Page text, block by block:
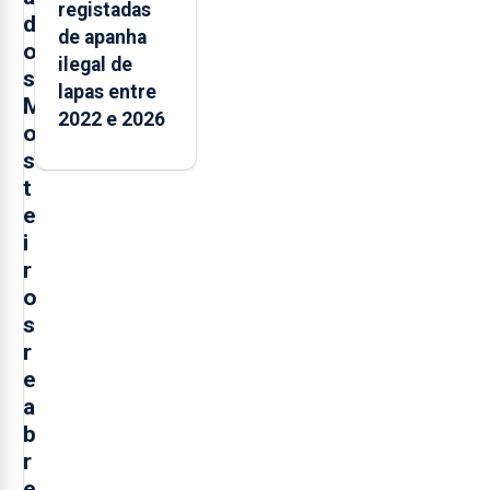
d
o
s
M
o
s
t
e
i
r
o
s
r
e
a
b
r
registadas
de apanha
ilegal de
lapas entre
2022 e 2026